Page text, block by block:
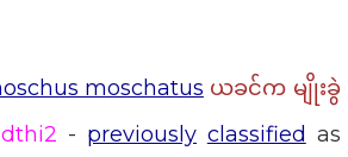
moschatus ယခင်က မျိုးခွဲ
dthi2 - previously classified as